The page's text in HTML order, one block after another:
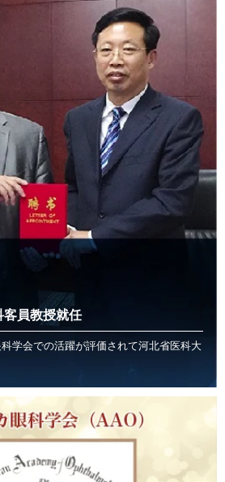
客員教授就任
学会での活躍が評価されて河北省医科大